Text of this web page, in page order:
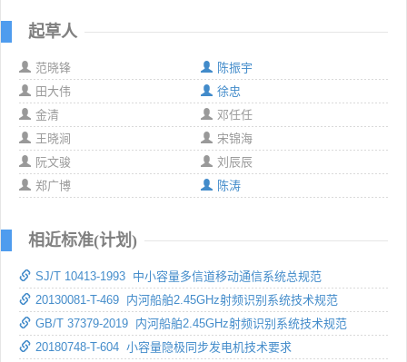
起草人
范晓锋
陈振宇
田大伟
徐忠
金清
邓任任
王晓涧
宋锦海
阮文骏
刘辰辰
郑广博
陈涛
相近标准(计划)
SJ/T 10413-1993 中小容量多信道移动通信系统总规范
20130081-T-469 内河船舶2.45GHz射频识别系统技术规范
GB/T 37379-2019 内河船舶2.45GHz射频识别系统技术规范
20180748-T-604 小容量隐极同步发电机技术要求